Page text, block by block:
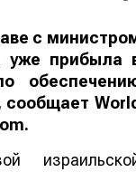
с
уже прибыла
сообщает